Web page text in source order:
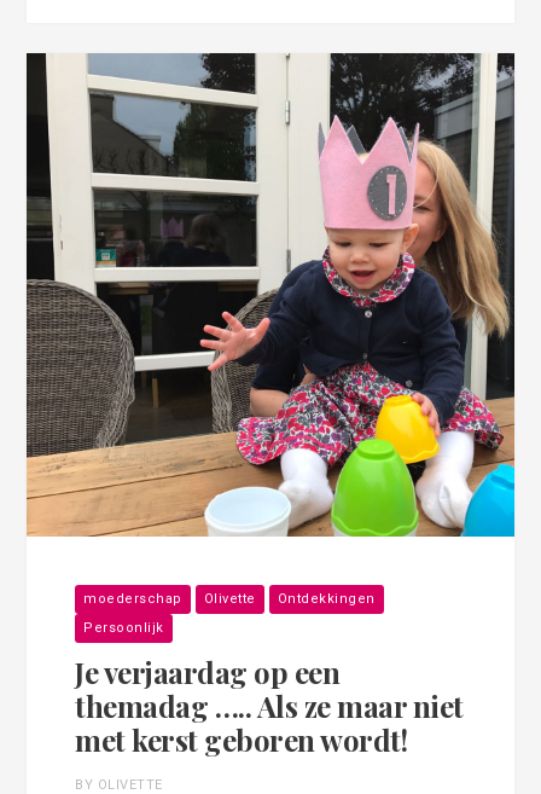
moederschap Olivette
Ontdekkingen
Persoonlijk
Je verjaardag op een
themadag ….. Als ze maar niet
met kerst geboren wordt!
BY OLIVETTE